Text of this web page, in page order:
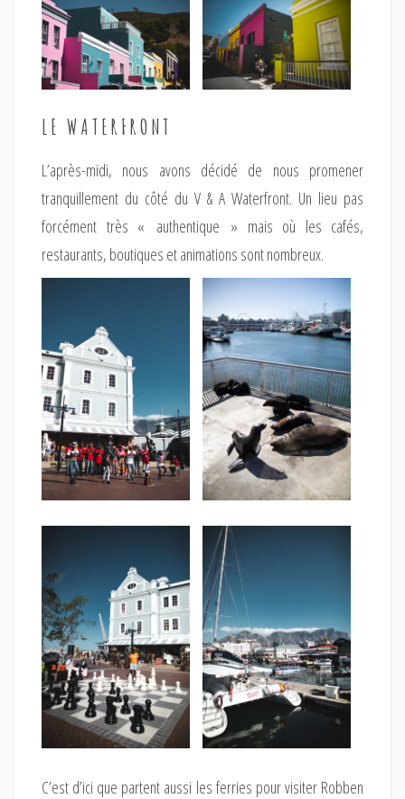
LE WATERFRONT
L’après-midi, nous avons décidé de nous promener
tranquillement du côté du V & A Waterfront. Un lieu pas
forcément très « authentique » mais où les cafés,
restaurants, boutiques et animations sont nombreux.
C’est d’ici que partent aussi les ferries pour visiter Robben